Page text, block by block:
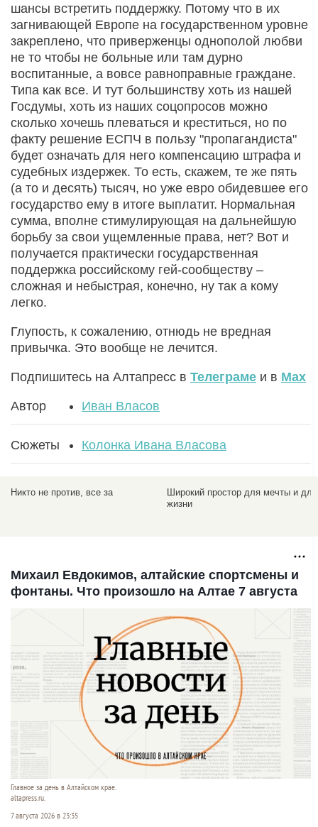
шансы встретить поддержку. Потому что в их
загнивающей Европе на государственном уровне
закреплено, что приверженцы однополой любви
не то чтобы не больные или там дурно
воспитанные, а вовсе равноправные граждане.
Типа как все. И тут большинству хоть из нашей
Госдумы, хоть из наших соцопросов можно
сколько хочешь плеваться и креститься, но по
факту решение ЕСПЧ в пользу "пропагандиста"
будет означать для него компенсацию штрафа и
судебных издержек. То есть, скажем, те же пять
(а то и десять) тысяч, но уже евро обидевшее его
государство ему в итоге выплатит. Нормальная
сумма, вполне стимулирующая на дальнейшую
борьбу за свои ущемленные права, нет? Вот и
получается практически государственная
поддержка российскому гей-сообществу –
сложная и небыстрая, конечно, ну так а кому
легко.
Глупость, к сожалению, отнюдь не вредная
привычка. Это вообще не лечится.
Подпишитесь на Алтапресс в Телеграме и в Max
Автор Иван Власов
Сюжеты Колонка Ивана Власова
Никто не против, все за
Широкий простор для мечты и для
жизни
Михаил Евдокимов, алтайские спортсмены и
фонтаны. Что произошло на Алтае 7 августа
Главное за день в Алтайском крае.
altapress.ru.
7 августа 2026 в 23:35